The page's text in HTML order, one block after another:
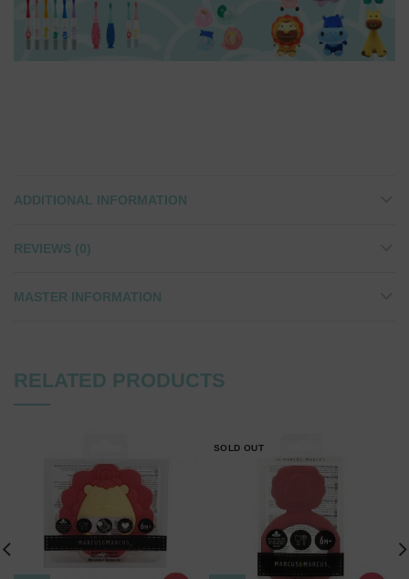
ADDITIONAL INFORMATION
REVIEWS (0)
MASTER INFORMATION
RELATED PRODUCTS
SOLD OUT